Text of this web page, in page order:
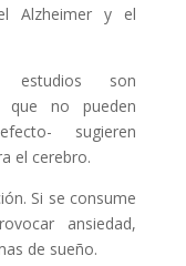
Alzheimer y el
son
que no pueden
sugieren
el cerebro.
Si se consume
ansiedad,
de sueño.